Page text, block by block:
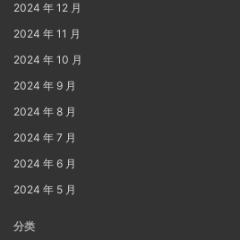
2024 年 12 月
2024 年 11 月
2024 年 10 月
2024 年 9 月
2024 年 8 月
2024 年 7 月
2024 年 6 月
2024 年 5 月
分类